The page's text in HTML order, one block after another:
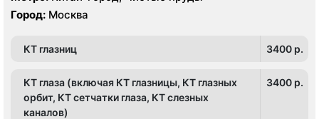
Город: Москва
КТ глазниц 3400 p.
КТ глаза (включая КТ глазницы, КТ глазных
орбит, КТ сетчатки глаза, КТ слезных
каналов)
3400 p.